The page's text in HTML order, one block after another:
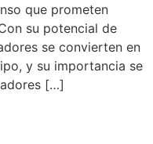
que prometen
su potencial de
se convierten en
y su importancia se
[…]